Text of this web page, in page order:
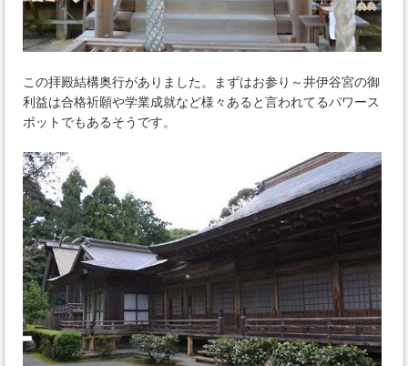
この拝殿結構奥行がありました。まずはお参り～井伊谷宮の御
利益は合格祈願や学業成就など様々あると言われてるパワース
ポットでもあるそうです。